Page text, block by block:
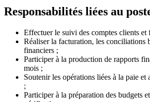
Responsabilités liées au
Effectuer le suivi des comptes clients et
Réaliser la facturation, les conciliations
financiers ;
Participer à la production de rapports
mois ;
Soutenir les opérations liées à la paie et
;
Participer à la préparation des budgets